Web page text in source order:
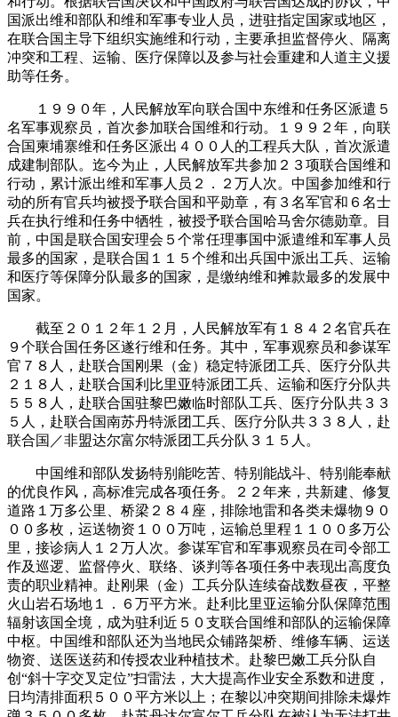
国派出维和部队和维和军事专业人员，进驻指定国家或地区，
在联合国主导下组织实施维和行动，主要承担监督停火、隔离
冲突和工程、运输、医疗保障以及参与社会重建和人道主义援
助等任务。
１９９０年，人民解放军向联合国中东维和任务区派遣５
名军事观察员，首次参加联合国维和行动。１９９２年，向联
合国柬埔寨维和任务区派出４００人的工程兵大队，首次派遣
成建制部队。迄今为止，人民解放军共参加２３项联合国维和
行动，累计派出维和军事人员２．２万人次。中国参加维和行
动的所有官兵均被授予联合国和平勋章，有３名军官和６名士
兵在执行维和任务中牺牲，被授予联合国哈马舍尔德勋章。目
前，中国是联合国安理会５个常任理事国中派遣维和军事人员
最多的国家，是联合国１１５个维和出兵国中派出工兵、运输
和医疗等保障分队最多的国家，是缴纳维和摊款最多的发展中
国家。
截至２０１２年１２月，人民解放军有１８４２名官兵在
９个联合国任务区遂行维和任务。其中，军事观察员和参谋军
官７８人，赴联合国刚果（金）稳定特派团工兵、医疗分队共
２１８人，赴联合国利比里亚特派团工兵、运输和医疗分队共
５５８人，赴联合国驻黎巴嫩临时部队工兵、医疗分队共３３
５人，赴联合国南苏丹特派团工兵、医疗分队共３３８人，赴
联合国／非盟达尔富尔特派团工兵分队３１５人。
中国维和部队发扬特别能吃苦、特别能战斗、特别能奉献
的优良作风，高标准完成各项任务。２２年来，共新建、修复
道路１万多公里、桥梁２８４座，排除地雷和各类未爆物９０
００多枚，运送物资１００万吨，运输总里程１１００多万公
里，接诊病人１２万人次。参谋军官和军事观察员在司令部工
作及巡逻、监督停火、联络、谈判等各项任务中表现出高度负
责的职业精神。赴刚果（金）工兵分队连续奋战数昼夜，平整
火山岩石场地１．６万平方米。赴利比里亚运输分队保障范围
辐射该国全境，成为驻利近５０支联合国维和部队的运输保障
中枢。中国维和部队还为当地民众铺路架桥、维修车辆、运送
物资、送医送药和传授农业种植技术。赴黎巴嫩工兵分队自
创“斜十字交叉定位”扫雷法，大大提高作业安全系数和进度，
日均清排面积５００平方米以上；在黎以冲突期间排除未爆炸